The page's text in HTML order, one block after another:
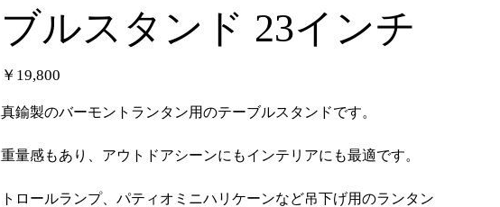
ブルスタンド 23インチ
価
格
￥19,800
真鍮製のバーモントランタン用のテーブルスタンドです。
重量感もあり、アウトドアシーンにもインテリアにも最適です。
トロールランプ、パティオミニハリケーンなど吊下げ用のランタン